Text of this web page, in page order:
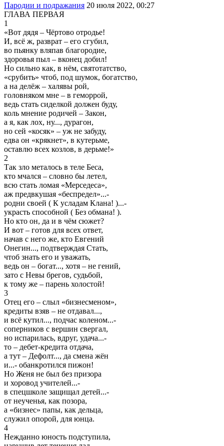
Пародии и подражания 20 июля 2022, 00:27
ГЛАВА ПЕРВАЯ
1
«Вот дядя – Чёртово отродье!
И, всё ж, разврат – его сгубил,
во пьянку вляпав благородие,
здоровья пыл – вконец добил!
Но сильно как, в нём, святотатство,
«срубить» чтоб, под шумок, богатство,
а на делёж – халявы рой,
головняком мне – в геморрой,
ведь стать сиделкой должен буду,
коль мнение родичей – Закон,
а я, как лох, ну..., дурагон,
но сей «косяк» – уж не забуду,
едва он «крякнет», в кутерьме,
оставлю всех козлов, в дерьме!»
2
Так зло металось в теле Беса,
кто мчался – словно бы летел,
всю стать ломая «Мерседеса»,
аж предвкушая «беспредел»...-
родни своей ( К усладам Клана! )...-
украсть способной ( Без обмана! ).
Но кто он, да и в чём сюжет?
И вот – готов для всех ответ,
начав с него же, кто Евгений
Онегин..., подтверждая Стать,
чтоб знать его и уважать,
ведь он – богат..., хотя – не гений,
зато с Невы брегов, судьбой,
к тому же – парень холостой!
3
Отец его – слыл «бизнесменом»,
кредиты взяв – не отдавал...,
и всё кутил..., подчас коленом...-
соперников с вершин свергал,
но испарилась, вдруг, удача...-
то – дебет-кредита отдача,
а тут – Дефолт..., да смена жён
и...- обанкротился пижон!
Но Женя не был без призора
и хоровод учителей...-
в спецшколе защищал детей...-
от неученья, как позора,
а «бизнес» папы, как дельца,
служил опорой, для юнца.
4
Нежданно юность подступила,